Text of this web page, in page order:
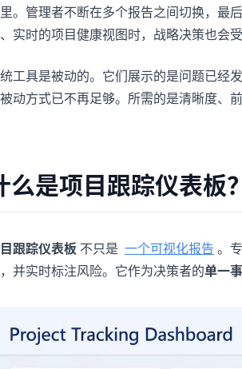
。管理者不断在多个报告之间切换，
实时的项目健康视图时，战略决策也会受
工具是被动的。它们展示的是问题已经
动方式已不再足够。所需的是清晰度、
么是项目跟踪仪表板？
跟踪仪表板 不只是 一个可视化报告 。
并实时标注风险。它作为决策者的单一